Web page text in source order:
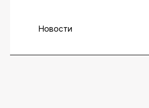
директора
Новости